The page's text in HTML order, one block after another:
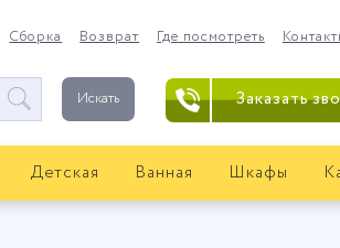
Сборка Возврат Где посмотреть
Искать Заказать
Детская Ванная Шкафы